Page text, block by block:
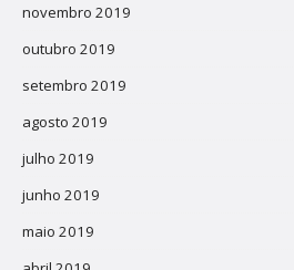
novembro 2019
outubro 2019
setembro 2019
agosto 2019
julho 2019
junho 2019
maio 2019